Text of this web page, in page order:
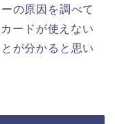
の原因を調べて
ードが使えない
が分かると思い